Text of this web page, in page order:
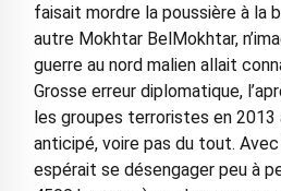
faisait mordre la poussière à la
autre Mokhtar BelMokhtar,
guerre au nord malien allait
Grosse erreur diplomatique,
les groupes terroristes en
anticipé, voire pas du tout. Avec
espérait se désengager peu à